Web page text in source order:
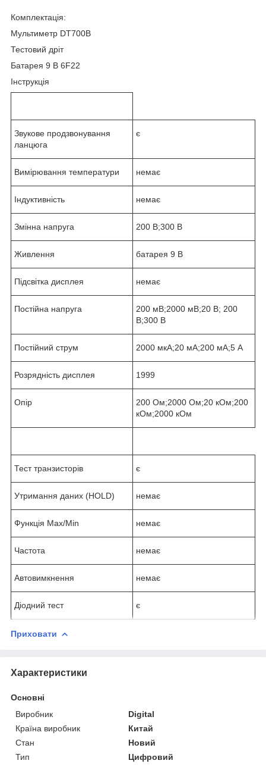
Комплектація:
Мультиметр DT700B
Тестовий дріт
Батарея 9 В 6F22
Інструкція
Звукове продзвонування
ланцюга
є
Вимірювання температури немає
Індуктивність немає
Змінна напруга 200 В;300 В
Живлення батарея 9 В
Підсвітка дисплея немає
Постійна напруга
200 мВ;2000 мВ;20 В; 200
В;300 В
Постійний струм 2000 мкА;20 мА;200 мА;5 А
Розрядність дисплея 1999
Опір
200 Ом;2000 Ом;20 кОм;200
кОм;2000 кОм
Тест транзисторів є
Утримання даних (HOLD) немає
Функція Max/Min немає
Частота немає
Автовимкнення немає
Діодний тест є
Приховати
Характеристики
Основні
Виробник
Digital
Країна виробник
Китай
Стан
Новий
Тип
Цифровий